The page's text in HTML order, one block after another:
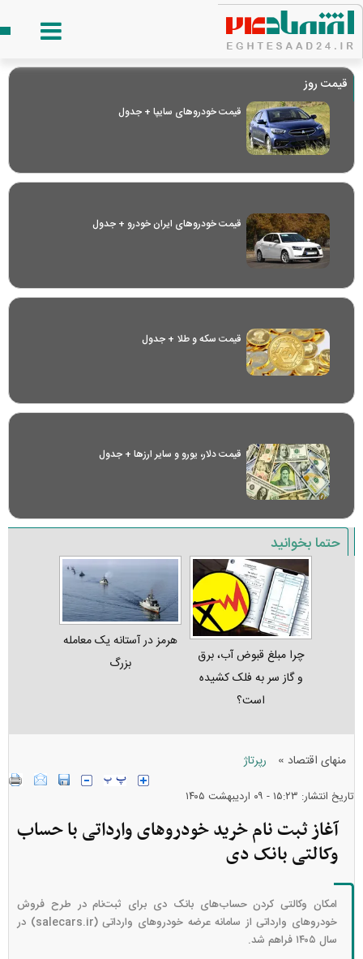
قیمت روز
قیمت خودرو‌های سایپا + جدول
قیمت خودرو‌های ایران خودرو + جدول
قیمت سکه و طلا + جدول
قیمت دلار، یورو و سایر ارز‌ها + جدول
حتما بخوانید
چرا مبلغ قبوض آب، برق
و گاز سر به فلک کشیده
است؟
هرمز در آستانه یک معامله
بزرگ
منهای اقتصاد » رپرتاژ
تاریخ انتشار: ۱۵:۲۳ - ۰۹ ارديبهشت ۱۴۰۵
آغاز ثبت نام خرید خودرو‌های وارداتی با حساب
وکالتی بانک دی
امکان وکالتی کردن حساب‌های بانک دی برای ثبت‌نام در طرح فروش
خودرو‌های وارداتی از سامانه عرضه خودرو‌های وارداتی (salecars.ir) در
سال ۱۴۰۵ فراهم شد.